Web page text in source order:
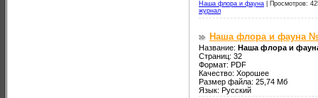
Наша флора и фауна
Просмотров:
журнал
Наша флора и фауна
Название: Наша флора и
Страниц: 32
Формат: PDF
Качество: Хорошее
Размер файла: 25,74 Мб
Язык: Русский